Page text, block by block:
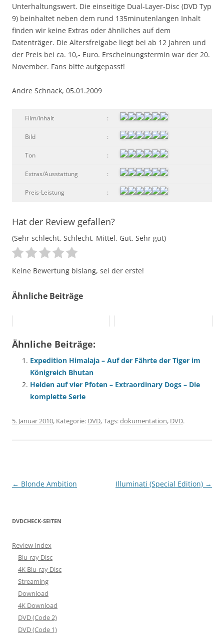
Unterhaltungswert. Die einseitige Dual-Layer-Disc (DVD Typ
9) beinhaltet neben dem rund 135minutenlangen Inhalt
finden wir keine Extras oder ähnliches auf dem
Datenträger. Die Altersfreigabe liegt bei ab 12 Jahren und
der Preis bei ca. 10,- Euro. Erscheinungstermin war der 20.
November. Fans bitte aufgepasst!
Andre Schnack, 05.01.2009
Film/Inhalt :
Bild :
Ton :
Extras/Ausstattung :
Preis-Leistung :
Hat der Review gefallen?
(Sehr schlecht, Schlecht, Mittel, Gut, Sehr gut)
Keine Bewertung bislang, sei der erste!
Ähnliche Beiträge
Ähnliche Beiträge:
Expedition Himalaja – Auf der Fährte der Tiger im
Königreich Bhutan
Helden auf vier Pfoten – Extraordinary Dogs – Die
komplette Serie
5. Januar 2010, Kategorie: DVD, Tags:dokumentation, DVD.
Beitragsnavigation
← Blonde Ambition Illuminati (Special Edition) →
DVDCHECK-SEITEN
Review Index
Blu-ray Disc
4K Blu-ray Disc
Streaming
Download
4K Download
DVD (Code 2)
DVD (Code 1)